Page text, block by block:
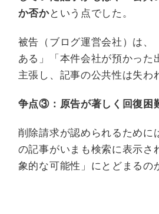
か否かという点でした。
被告（ブログ運営会社）は、
ある」「本件会社が預かった
主張し、記事の公共性は失わ
争点③：原告が著しく回復困
削除請求が認められるために
の記事がいまも検索に表示さ
象的な可能性」にとどまるの